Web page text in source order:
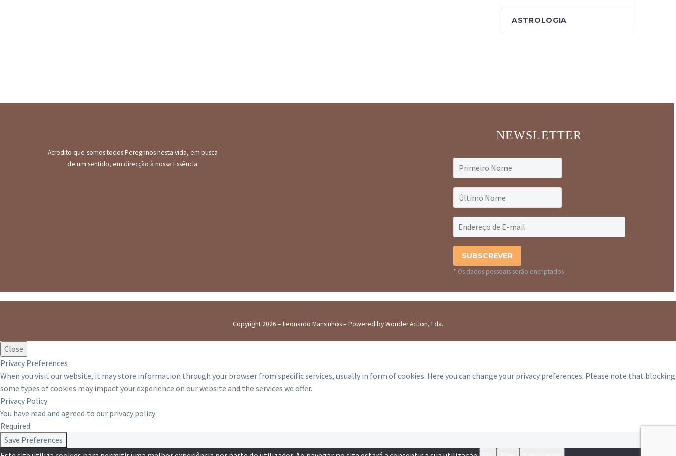
ASTROLOGIA
Acredito que somos todos Peregrinos nesta vida, em busca
de um sentido, em direcção à nossa Essência.
NEWSLETTER
* Os dados pessoais serão encriptados
Copyright 2026 – Leonardo Mansinhos – Powered by Wonder Action, Lda.
Close
Privacy Preferences
When you visit our website, it may store information through your browser from specific services, usually in form of cookies. Here you can change your privacy preferences. Please note that blocking
some types of cookies may impact your experience on our website and the services we offer.
Privacy Policy
You have read and agreed to our privacy policy
Required
Save Preferences